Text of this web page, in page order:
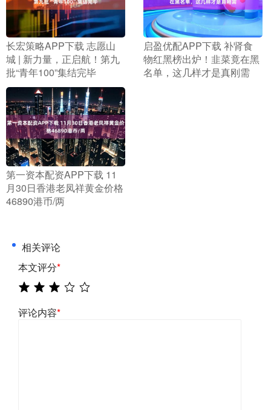
​长宏策略APP下载 志愿山
城 | 新力量，正启航！第九
批“青年100”集结完毕
​启盈优配APP下载 补肾食
物红黑榜出炉！韭菜竟在黑
名单，这几样才是真刚需
​第一资本配资APP下载 11
月30日香港老凤祥黄金价格
46890港币/两
相关评论
本文评分*
评论内容*